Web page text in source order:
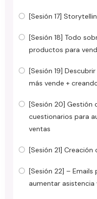
[Sesión 17]
[Sesión 18] Todo
productos para
[Sesión 19]
más vende +
[Sesión 20] Gestión
cuestionarios para
ventas
[Sesión 21]
[Sesión 22] –
aumentar